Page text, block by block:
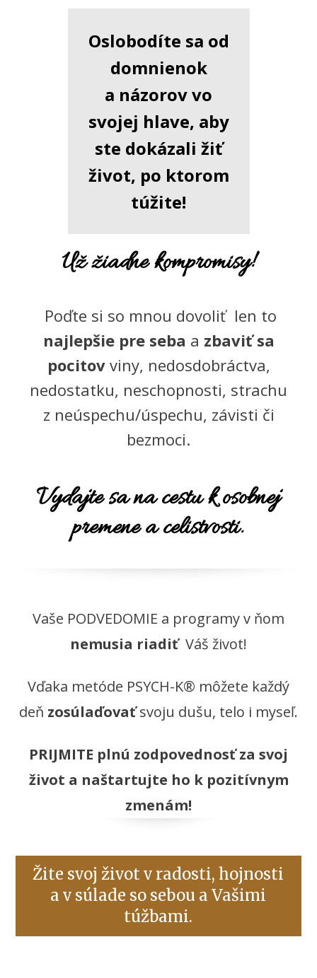
Oslobodíte sa od
domnienok
a názorov vo
svojej hlave, aby
ste dokázali žiť
život, po ktorom
túžite!
Už žiadne kompromisy!
Poďte si so mnou dovoliť len to
najlepšie pre seba a zbaviť sa
pocitov viny, nedosdobráctva,
nedostatku, neschopnosti, strachu
z neúspechu/úspechu, závisti či
bezmoci.
Vydajte sa na cestu k osobnej
premene a celistvosti.
Vaše PODVEDOMIE a programy v ňom
nemusia riadiťVáš život!
Vďaka metóde PSYCH-K® môžete každý
deň zosúlaďovaťsvoju dušu, telo i myseľ.
PRIJMITE plnú zodpovednosť za svoj
život a naštartujte ho k pozitívnym
zmenám!
Žite svoj život v radosti, hojnosti
a v súlade so sebou a Vašimi
túžbami.